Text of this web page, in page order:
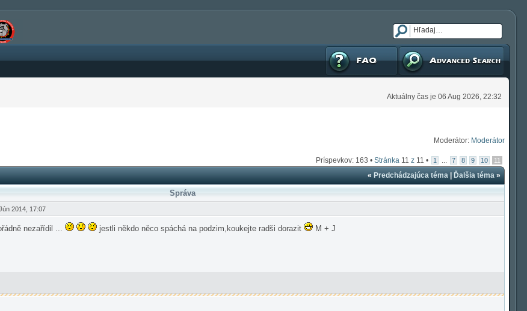
Pokročilé hľadanie
FAQ
Aktuálny čas je 06 Aug 2026, 22:32
Moderátor: Moderátor
Príspevkov: 163 • Stránka 11 z 11 • 1 ... 7 8 9 10 11
«Predchádzajúca téma|Ďalšia téma»
Správa
2014, 17:07
nezařídil ... jestli někdo něco spáchá na podzim,koukejte radši dorazit M + J